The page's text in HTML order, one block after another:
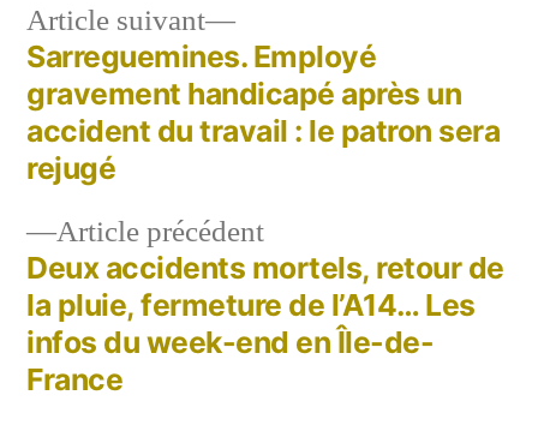
Navigation
de
l’article
Article précédentArticle
précédent :
Deux accidents mortels, retour de
la pluie, fermeture de l’A14… Les
infos du week-end en Île-de-
France
Article suivant
Article
suivant :
Sarreguemines. Employé
gravement handicapé après un
accident du travail : le patron sera
rejugé